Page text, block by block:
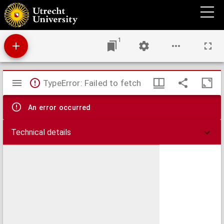
Corte verclaringhe ende bewijs, met wat ghestaltenisse ende ceremonien den
doorluchtighen, groot-machtighen vorst, Ferdinandus, coninck van Hungharijen ... tot
roomschen keyser den xxviii. augusti deses jaers is ghekosen gheworden, binnen
Franck-fort
1
Mirador
viewer
TypeError: Failed to fetch
An error occurred
Technical details